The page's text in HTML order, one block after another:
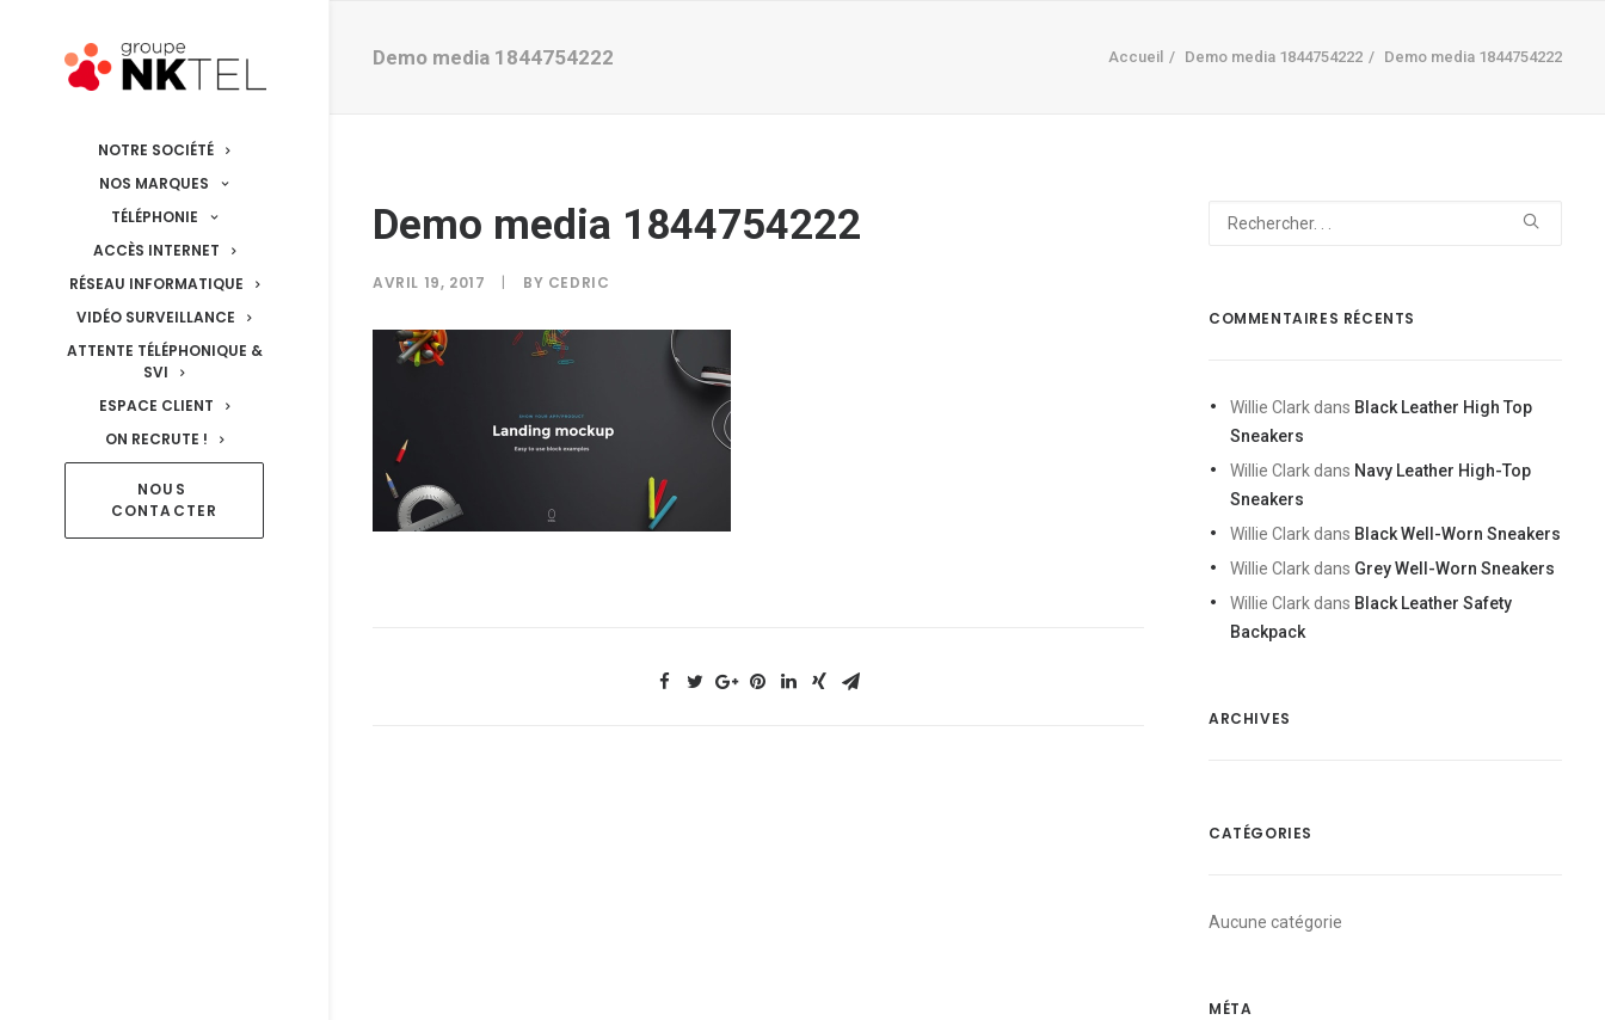
NOTRE SOCIÉTÉ
NOS MARQUES
TÉLÉPHONIE
ACCÈS INTERNET
RÉSEAU INFORMATIQUE
VIDÉO SURVEILLANCE
ATTENTE TÉLÉPHONIQUE &
SVI
ESPACE CLIENT
ON RECRUTE !
NOUS
CONTACTER
Demo media 1844754222 Accueil Demo media 1844754222 Demo media 1844754222
Demo media 1844754222
AVRIL 19, 2017 | BY CEDRIC
COMMENTAIRES RÉCENTS
Willie Clark dans Black Leather High Top
Sneakers
Willie Clark dans Navy Leather High-Top
Sneakers
Willie Clark dans Black Well-Worn Sneakers
Willie Clark dans Grey Well-Worn Sneakers
Willie Clark dans Black Leather Safety
Backpack
ARCHIVES
CATÉGORIES
Aucune catégorie
MÉTA